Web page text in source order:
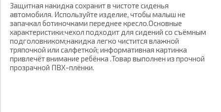
Защитная накидка сохранит в чистоте сиденья
автомобиля. Используйте изделие, чтобы малыш не
запачкал ботиночками переднее кресло.Основные
характеристики:чехол подходит для сидений со съёмным
подголовником;накидка легко чистится влажной
тряпочкой или салфеткой; информативная картинка
привлечёт внимание ребёнка .Товар выполнен из прочной
прозрачной ПВХ-плёнки.